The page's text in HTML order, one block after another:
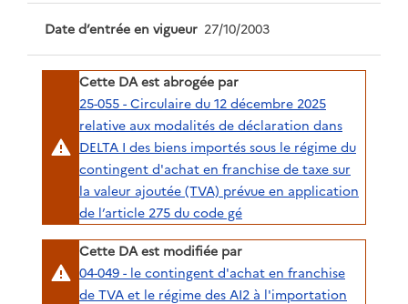
Date d’entrée en vigueur 27/10/2003
Cette DA est abrogée par
25-055 - Circulaire du 12 décembre 2025
relative aux modalités de déclaration dans
DELTA I des biens importés sous le régime du
contingent d'achat en franchise de taxe sur
la valeur ajoutée (TVA) prévue en application
de l’article 275 du code gé
Cette DA est modifiée par
04-049 - le contingent d'achat en franchise
de TVA et le régime des AI2 à l'importation